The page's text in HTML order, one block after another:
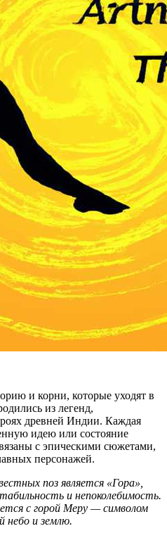
и корни, которые уходят в
из легенд,
древней Индии. Каждая
идею или состояние
с эпическими сюжетами,
персонажей.
поз является «Гора»,
и непоколебимость.
с горой Меру — символом
небо и землю.